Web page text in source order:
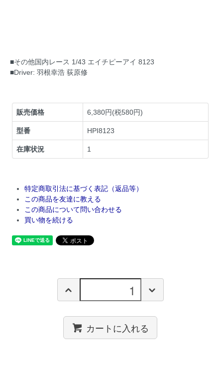
■その他国内レース 1/43 エイチピーアイ 8123
■Driver: 羽根幸浩 荻原修
販売価格 6,380円(税580円)
型番 HPI8123
在庫状況 1
特定商取引法に基づく表記（返品等）
この商品を友達に教える
この商品について問い合わせる
買い物を続ける
カートに入れる